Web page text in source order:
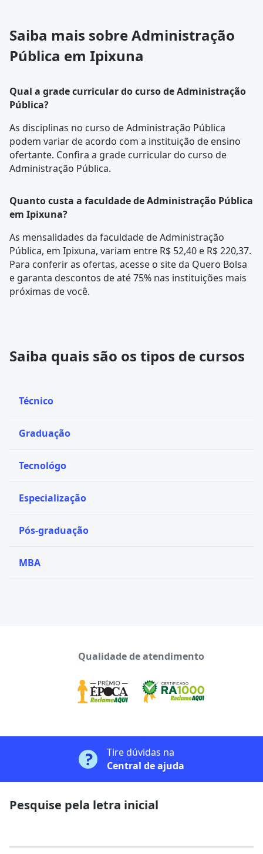
Saiba mais sobre Administração
Pública em Ipixuna
Qual a grade curricular do curso de Administração
Pública?
As disciplinas no curso de Administração Pública
podem variar de acordo com a instituição de ensino
ofertante. Confira a grade curriculardo curso de
Administração Pública.
Quanto custa a faculdade de Administração Pública
em Ipixuna?
As mensalidades da faculdade de Administração
Pública, em Ipixuna, variam entre R$ 52,40 e R$ 220,37.
Para conferir as ofertas, acesse o site da Quero Bolsa
e garanta descontos de até 75% nas instituições mais
próximas de você.
Saiba quais são os tipos de cursos
Técnico
Graduação
Tecnológo
Especialização
Pós-graduação
MBA
Qualidade de atendimento
Tire dúvidas na
Central de ajuda
Pesquise pela letra inicial